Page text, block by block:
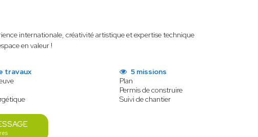
internationale, créativité artistique et expertise technique
en valeur !
travaux
5 missions
Plan
Permis de construire
Suivi de chantier